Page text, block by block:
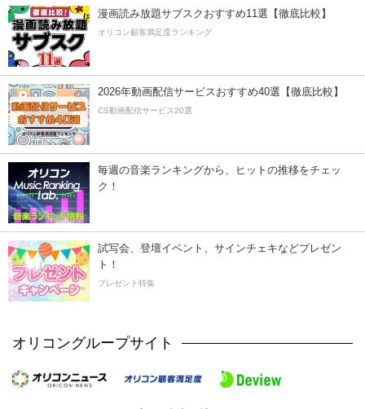
漫画読み放題サブスクおすすめ11選【徹底比較】
オリコン顧客満足度ランキング
2026年動画配信サービスおすすめ40選【徹底比較】
CS動画配信サービス20選
毎週の音楽ランキングから、ヒットの推移をチェッ
ク！
試写会、登壇イベント、サインチェキなどプレゼン
ト！
プレゼント特集
オリコングループサイト